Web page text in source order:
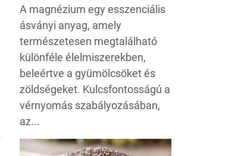
A magnézium egy esszenciális
ásványi anyag, amely
természetesen megtalálható
különféle élelmiszerekben,
beleértve a gyümölcsöket és
zöldségeket. Kulcsfontosságú a
vérnyomás szabályozásában,
az...